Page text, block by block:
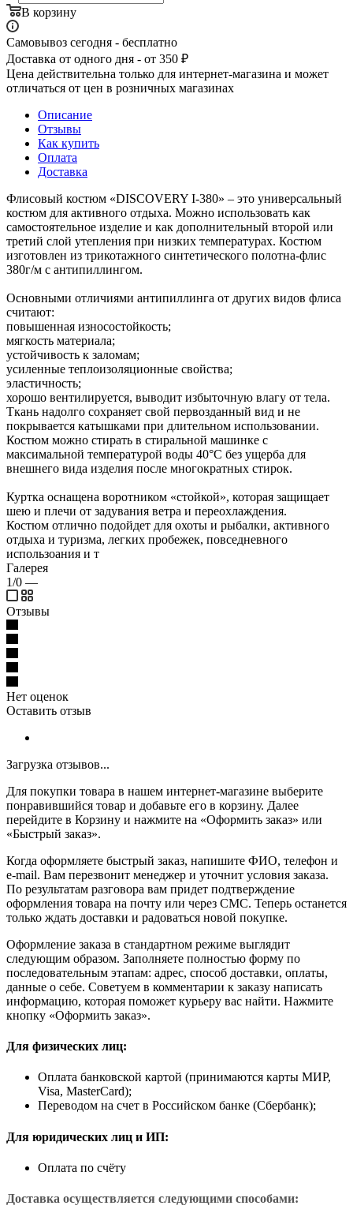
В корзину
Самовывоз сегодня - бесплатно
Доставка от одного дня - от 350 ₽
Цена действительна только для интернет-магазина и может
отличаться от цен в розничных магазинах
Описание
Отзывы
Как купить
Оплата
Доставка
Флисовый костюм «DISCOVERY I-380» – это универсальный
костюм для активного отдыха. Можно использовать как
самостоятельное изделие и как дополнительный второй или
третий слой утепления при низких температурах. Костюм
изготовлен из трикотажного синтетического полотна-флис
380г/м с антипиллингом.
Основными отличиями антипиллинга от других видов флиса
считают:
повышенная износостойкость;
мягкость материала;
устойчивость к заломам;
усиленные теплоизоляционные свойства;
эластичность;
хорошо вентилируется, выводит избыточную влагу от тела.
Ткань надолго сохраняет свой первозданный вид и не
покрывается катышками при длительном использовании.
Костюм можно стирать в стиральной машинке с
максимальной температурой воды 40°С без ущерба для
внешнего вида изделия после многократных стирок.
Куртка оснащена воротником «стойкой», которая защищает
шею и плечи от задувания ветра и переохлаждения.
Костюм отлично подойдет для охоты и рыбалки, активного
отдыха и туризма, легких пробежек, повседневного
использоания и т
Галерея
1/0 —
Отзывы
Нет оценок
Оставить отзыв
Загрузка отзывов...
Для покупки товара в нашем интернет-магазине выберите
понравившийся товар и добавьте его в корзину. Далее
перейдите в Корзину и нажмите на «Оформить заказ» или
«Быстрый заказ».
Когда оформляете быстрый заказ, напишите ФИО, телефон и
e-mail. Вам перезвонит менеджер и уточнит условия заказа.
По результатам разговора вам придет подтверждение
оформления товара на почту или через СМС. Теперь останется
только ждать доставки и радоваться новой покупке.
Оформление заказа в стандартном режиме выглядит
следующим образом. Заполняете полностью форму по
последовательным этапам: адрес, способ доставки, оплаты,
данные о себе. Советуем в комментарии к заказу написать
информацию, которая поможет курьеру вас найти. Нажмите
кнопку «Оформить заказ».
Для физических лиц:
Оплата банковской картой (принимаются карты МИР,
Visa, MasterCard);
Переводом на счет в Российском банке (Сбербанк);
Для юридических лиц и ИП:
Оплата по счёту
Доставка осуществляется следующими способами: